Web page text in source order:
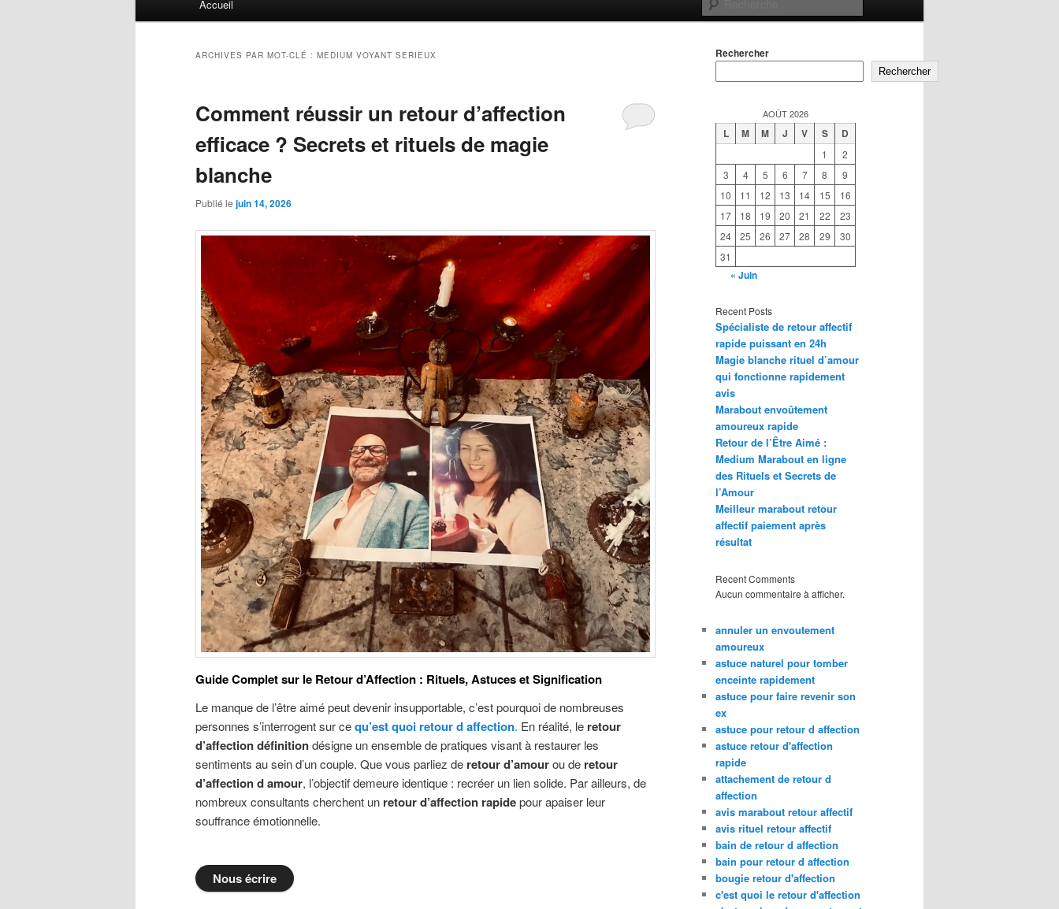
Accueil
ARCHIVES PAR MOT-CLÉ : MEDIUM VOYANT SERIEUX
Comment réussir un retour d’affection
efficace ? Secrets et rituels de magie
blanche
Publié le juin 14, 2026
Guide Complet sur le Retour d’Affection : Rituels, Astuces et Signification
Le manque de l’être aimé peut devenir insupportable, c’est pourquoi de nombreuses
personnes s’interrogent sur cequ’est quoi retour d affection. En réalité, le retour
d’affection définitiondésigne un ensemble de pratiques visant à restaurer les
sentiments au sein d’un couple. Que vous parliez de retour d’amourou de retour
d’affection d amour, l’objectif demeure identique : recréer un lien solide. Par ailleurs, de
nombreux consultants cherchent un retour d’affection rapidepour apaiser leur
souffrance émotionnelle.
Nous écrire
Rechercher
Rechercher
AOÛT 2026
L M M J V S D
1
2
3
4 5 6 7 8
9
10
11 12 13 14 15
16
17
18 19 20 21 22
23
24
25 26 27 28 29
30
31
« Juin
Recent Posts
Spécialiste de retour affectif
rapide puissant en 24h
Magie blanche rituel d’amour
qui fonctionne rapidement
avis
Marabout envoûtement
amoureux rapide
Retour de l’Être Aimé :
Medium Marabout en ligne
des Rituels et Secrets de
l’Amour
Meilleur marabout retour
affectif paiement après
résultat
Recent Comments
Aucun commentaire à afficher.
annuler un envoutement
amoureux
astuce naturel pour tomber
enceinte rapidement
astuce pour faire revenir son
ex
astuce pour retour d affection
astuce retour d'affection
rapide
attachement de retour d
affection
avis marabout retour affectif
avis rituel retour affectif
bain de retour d affection
bain pour retour d affection
bougie retour d'affection
c'est quoi le retour d'affection